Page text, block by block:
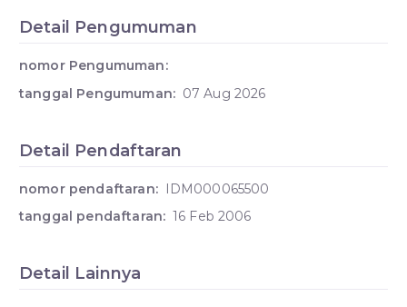
Detail Pengumuman
nomor Pengumuman:
tanggal Pengumuman: 07 Aug 2026
Detail Pendaftaran
nomor pendaftaran: IDM000065500
tanggal pendaftaran: 16 Feb 2006
Detail Lainnya